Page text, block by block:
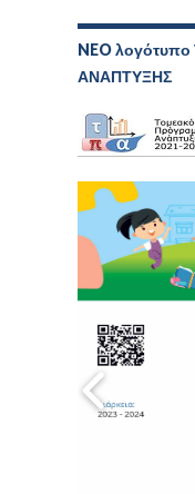
NEO
ΑΝΑΠΤΥΞΗΣ